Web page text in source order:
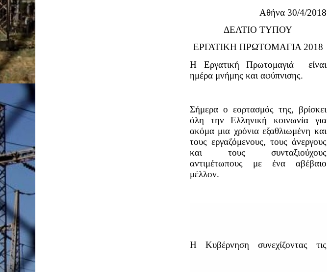
Αθήνα 30/4/2018
ΔΕΛΤΙΟ ΤΥΠΟΥ
ΕΡΓΑΤΙΚΗ ΠΡΩΤΟΜΑΓΙΑ 2018
Η Εργατική Πρωτομαγιά
είναι
ημέρα μνήμης και αφύπνισης.
Σήμερα ο εορτασμός της, βρίσκει
όλη την Ελληνική κοινωνία για
ακόμα μια χρόνια εξαθλιωμένη και
τους εργαζόμενους, τους άνεργους
και τους συνταξιούχους
αντιμέτωπους με ένα αβέβαιο
μέλλον.
Η Κυβέρνηση συνεχίζοντας τις